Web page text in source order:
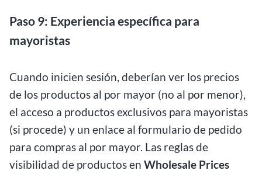
Paso 9: Experiencia específica para
mayoristas
Cuando inicien sesión, deberían ver los precios
de los productos al por mayor (no al por menor),
el acceso a productos exclusivos para mayoristas
(si procede) y un enlace al formulario de pedido
para compras al por mayor. Las reglas de
visibilidad de productos en Wholesale Prices